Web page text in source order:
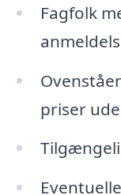
Fagfolk
priser